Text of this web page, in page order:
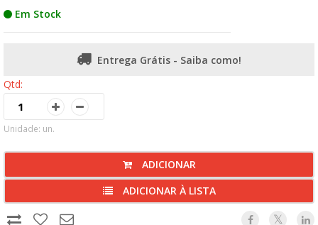
Em Stock
Entrega Grátis - Saiba como!
Qtd:
Unidade: un.
ADICIONAR
ADICIONAR À LISTA